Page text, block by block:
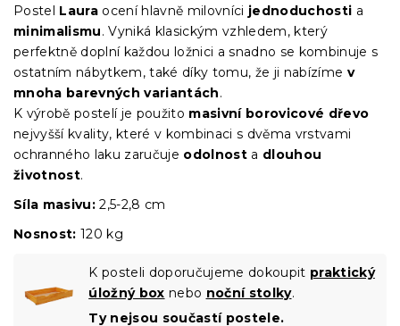
Postel Laura ocení hlavně milovníci jednoduchosti a
minimalismu. Vyniká klasickým vzhledem, který
perfektně doplní každou ložnici a snadno se kombinuje s
ostatním nábytkem, také díky tomu, že ji nabízíme v
mnoha barevných variantách.
K výrobě postelí je použito masivní borovicové dřevo
nejvyšší kvality, které v kombinaci s dvěma vrstvami
ochranného laku zaručuje odolnost a dlouhou
životnost.
Síla masivu: 2,5-2,8 cm
Nosnost: 120 kg
K posteli doporučujeme dokoupit praktický
úložný box nebo noční stolky.
Ty nejsou součastí postele.